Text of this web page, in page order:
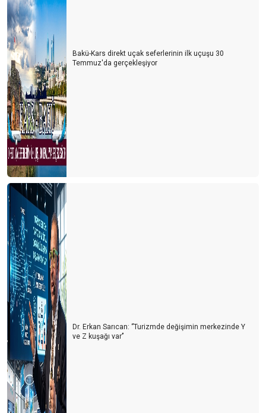
Bakü-Kars direkt uçak seferlerinin ilk uçuşu 30
Temmuz'da gerçekleşiyor
Dr. Erkan Sarıcan: ‘’Turizmde değişimin merkezinde Y
ve Z kuşağı var’’